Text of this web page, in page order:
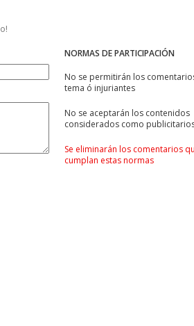
NORMAS DE PARTICIPACIÓN
No se permitirán los
tema ó injuriantes
No se aceptarán los contenidos
considerados como
Se eliminarán los comentarios
cumplan estas normas